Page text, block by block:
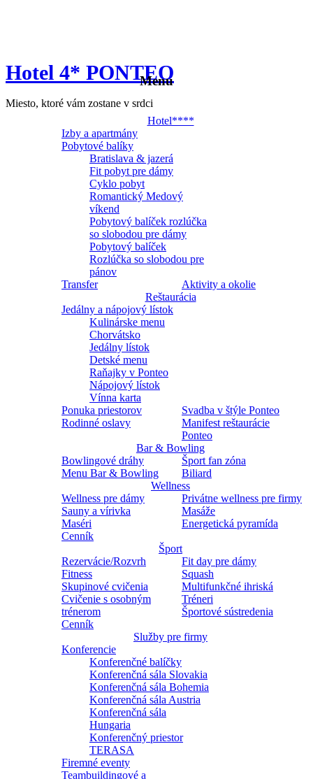
Hotel 4* PONTEO
Miesto, ktoré vám zostane v srdci
Menu
Hotel****
Izby a apartmány
Pobytové balíky
Bratislava & jazerá
Fit pobyt pre dámy
Cyklo pobyt
Romantický Medový
víkend
Pobytový balíček rozlúčka
so slobodou pre dámy
Pobytový balíček
Rozlúčka so slobodou pre
pánov
Transfer
Aktivity a okolie
Reštaurácia
Jedálny a nápojový lístok
Kulinárske menu
Chorvátsko
Jedálny lístok
Detské menu
Raňajky v Ponteo
Nápojový lístok
Vínna karta
Ponuka priestorov
Svadba v štýle Ponteo
Rodinné oslavy
Manifest reštaurácie
Ponteo
Bar & Bowling
Bowlingové dráhy
Šport fan zóna
Menu Bar & Bowling
Biliard
Wellness
Wellness pre dámy
Privátne wellness pre firmy
Sauny a vírivka
Masáže
Maséri
Energetická pyramída
Cenník
Šport
Rezervácie/Rozvrh
Fit day pre dámy
Fitness
Squash
Skupinové cvičenia
Multifunkčné ihriská
Cvičenie s osobným
trénerom
Tréneri
Športové sústredenia
Cenník
Služby pre firmy
Konferencie
Konferenčné balíčky
Konferenčná sála Slovakia
Konferenčná sála Bohemia
Konferenčná sála Austria
Konferenčná sála
Hungaria
Konferenčný priestor
TERASA
Firemné eventy
Teambuildingové a